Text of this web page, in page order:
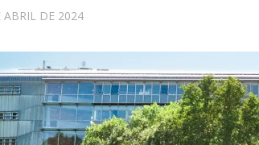
ABRIL DE 2024